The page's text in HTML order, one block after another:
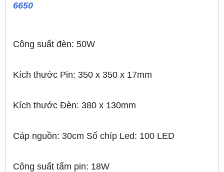
6650
Công suất đèn: 50W
Kích thước Pin: 350 x 350 x 17mm
Kích thước Đèn: 380 x 130mm
Cáp nguồn: 30cm Số chíp Led: 100 LED
Công suất tấm pin: 18W